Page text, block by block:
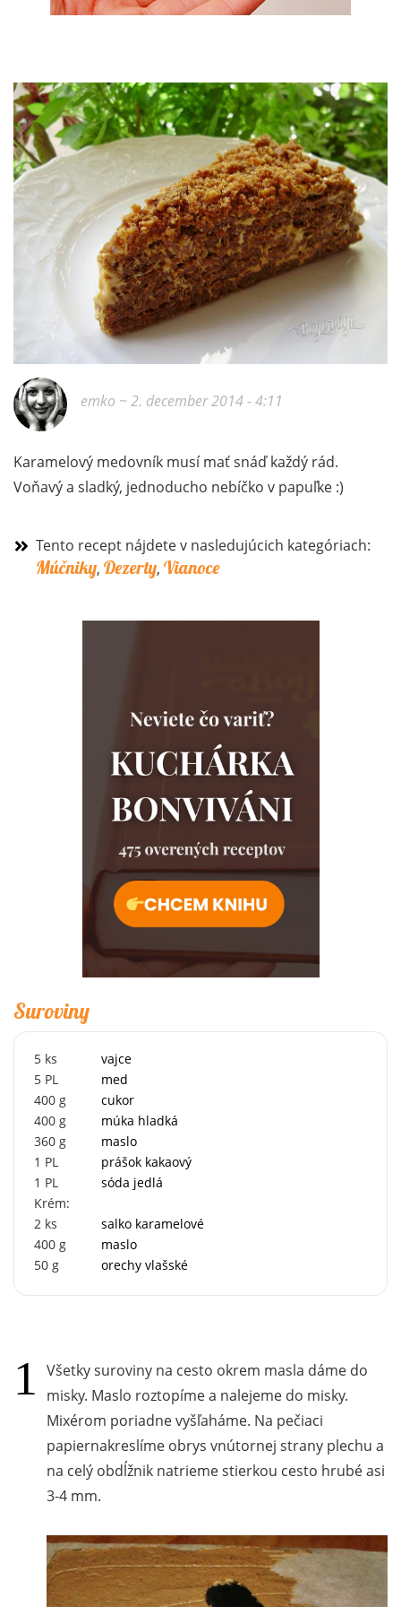
emko ~ 2. december 2014 - 4:11
Karamelový medovník musí mať snáď každý rád.
Voňavý a sladký, jednoducho nebíčko v papuľke :)
Tento recept nájdete v nasledujúcich kategóriach:
Múčniky, Dezerty, Vianoce
Suroviny
5 ks
vajce
5 PL
med
400 g
cukor
400 g
múka hladká
360 g
maslo
1 PL
prášok kakaový
1 PL
sóda jedlá
Krém:
2 ks
salko karamelové
400 g
maslo
50 g orechy vlašské
Všetky suroviny na cesto okrem masla dáme do
misky. Maslo roztopíme a nalejeme do misky.
Mixérom poriadne vyšľaháme. Na pečiaci
papiernakreslíme obrys vnútornej strany plechu a
na celý obdĺžnik natrieme stierkou cesto hrubé asi
3-4 mm.